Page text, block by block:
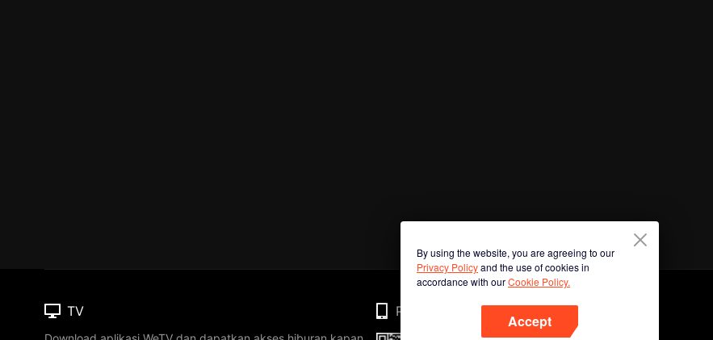
By using the website, you are agreeing to our
Privacy Policyand the use of cookies in
accordance with ourCookie Policy.
Accept
TV Phone